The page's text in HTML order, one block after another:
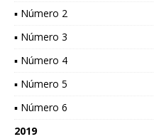
▪ Número 2
▪ Número 3
▪ Número 4
▪ Número 5
▪ Número 6
2019